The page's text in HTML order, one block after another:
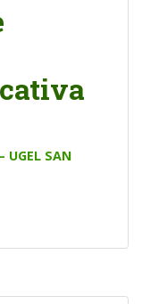
UGEL SAN